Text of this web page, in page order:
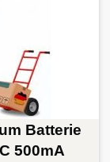
Batterie
500mA